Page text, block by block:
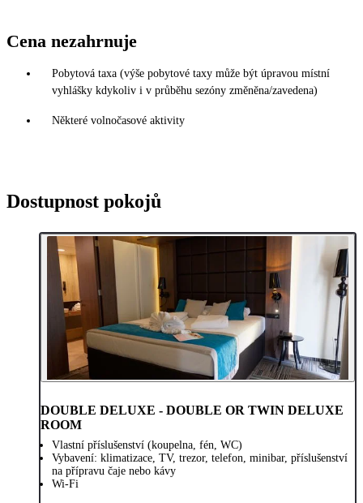
Cena nezahrnuje
Pobytová taxa (výše pobytové taxy může být úpravou místní
vyhlášky kdykoliv i v průběhu sezóny změněna/zavedena)
Některé volnočasové aktivity
Dostupnost pokojů
DOUBLE DELUXE - DOUBLE OR TWIN DELUXE
ROOM
Vlastní příslušenství (koupelna, fén, WC)
Vybavení: klimatizace, TV, trezor, telefon, minibar, příslušenství
na přípravu čaje nebo kávy
Wi-Fi